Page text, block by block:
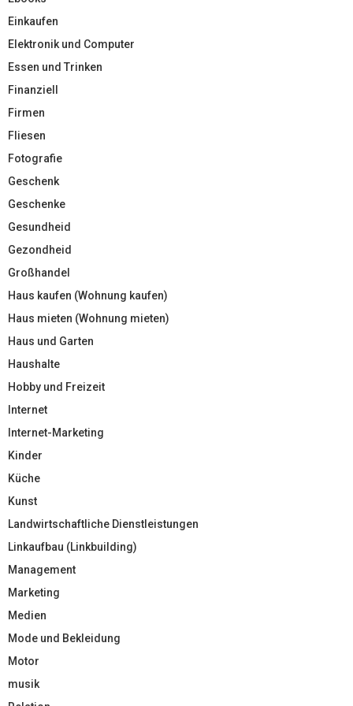
Einkaufen
Elektronik und Computer
Essen und Trinken
Finanziell
Firmen
Fliesen
Fotografie
Geschenk
Geschenke
Gesundheid
Gezondheid
Großhandel
Haus kaufen (Wohnung kaufen)
Haus mieten (Wohnung mieten)
Haus und Garten
Haushalte
Hobby und Freizeit
Internet
Internet-Marketing
Kinder
Küche
Kunst
Landwirtschaftliche Dienstleistungen
Linkaufbau (Linkbuilding)
Management
Marketing
Medien
Mode und Bekleidung
Motor
musik